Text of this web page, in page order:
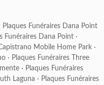
Plaques Funéraires Dana Point
Funéraires Dana Point ·
Mobile Home Park ·
· Plaques Funéraires Three
· Plaques Funéraires
Laguna · Plaques Funéraires